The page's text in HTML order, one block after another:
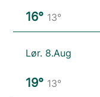
16° 13°
Lør. 8.Aug
19° 13°